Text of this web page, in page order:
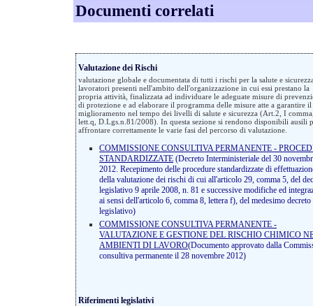
Documenti correlati
Valutazione dei Rischi
valutazione globale e documentata di tutti i rischi per la salute e
lavoratori presenti nell'ambito dell'organizzazione in cui essi prestano la
propria attività, finalizzata ad individuare le adeguate misure di
di protezione e ad elaborare il programma delle misure atte a garantire il
miglioramento nel tempo dei livelli di salute e sicurezza (Art.2, I
lett.q, D.Lgs.n.81/2008). In questa sezione si rendono disponibili ausili
affrontare correttamente le varie fasi del percorso di valutazione.
COMMISSIONE CONSULTIVA PERMANENTE -
STANDARDIZZATE (Decreto Interministeriale del 30
2012. Recepimento delle procedure standardizzate di
della valutazione dei rischi di cui all'articolo 29, comma 5, del
legislativo 9 aprile 2008, n. 81 e successive modifiche ed
ai sensi dell'articolo 6, comma 8, lettera f), del medesimo decreto
legislativo)
COMMISSIONE CONSULTIVA PERMANENTE -
VALUTAZIONE E GESTIONE DEL RISCHIO CHIMICO
AMBIENTI DI LAVORO(Documento approvato dalla
consultiva permanente il 28 novembre 2012)
Riferimenti legislativi